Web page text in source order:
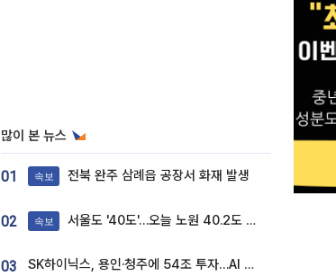
많이 본 뉴스
01 속보 전북 완주 삼례읍 공장서 화재 발생
02 속보 서울도 '40도'…오늘 노원 40.2도 기록
03 SK하이닉스, 용인·청주에 54조 투자…AI 메모리 생산기지 키운다